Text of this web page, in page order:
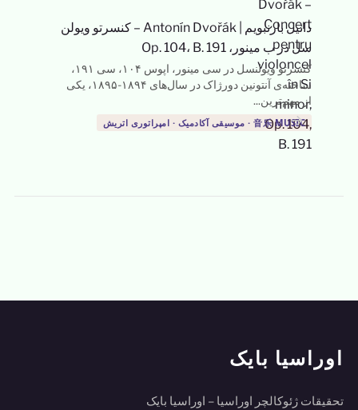
دانیل بارنبویم
Antonín Dvořák – کنسرتو ویولن
سل در ب مینور، Op. 104، B. 191
کنسرتو ویولنسل در سی مینور، اپوس ۱۰۴، سی ۱۹۱،
ساخته‌ی آنتونین دورژاک در سال‌های ۱۸۹۴-۱۸۹۵، یکی
از مهم‌ترین...
音乐 MUSIC · موسیقی آکادمیک · امپراتوری اتریش
→
اوراسیا بایک
تحقیقات ژئوکالچر اوراسیا – اوراسیا بایک